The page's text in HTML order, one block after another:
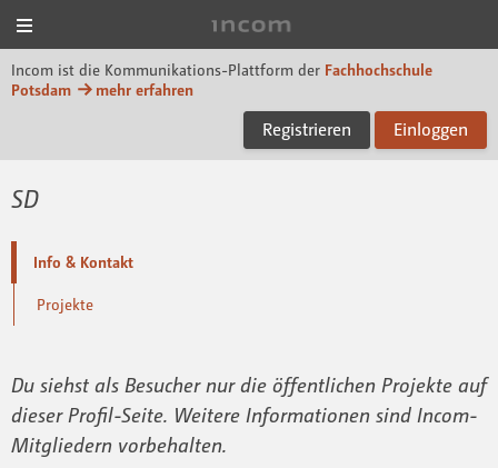
Incom ist die Kommunikations-Plattform der Fachhochschule
Potsdam
mehr erfahren
Registrieren Einloggen
SD
Info & Kontakt
Projekte
Du siehst als Besucher nur die öffentlichen Projekte auf
dieser Profil-Seite. Weitere Informationen sind Incom-
Mitgliedern vorbehalten.